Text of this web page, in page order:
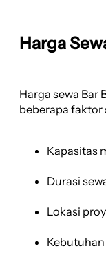
Harga
Harga sewa Bar
beberapa faktor
Kapasitas
Durasi
Lokasi